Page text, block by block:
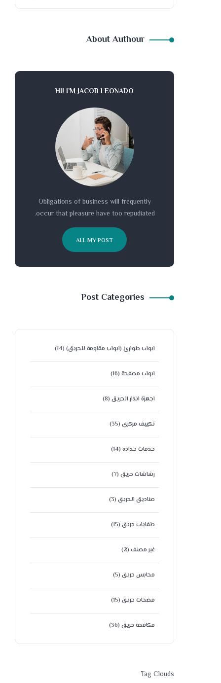
About Authour
HI! I’M JACOB LEONADO
Obligations of business will frequently
occur that pleasure have too repudiated.
ALL MY POST
Post Categories
ابواب طوارئ (ابواب مقاومة للحريق) (14)
ابواب مصفحة (16)
اجهزة انذار الحريق (8)
تكييف مركزي (35)
خدمات حداده (14)
رشاشات حريق (7)
صناديق الحريق (3)
طفايات حريق (15)
غير مصنف (2)
محابس حريق (5)
مضخات حريق (15)
مكافحة حريق (36)
Tag Clouds